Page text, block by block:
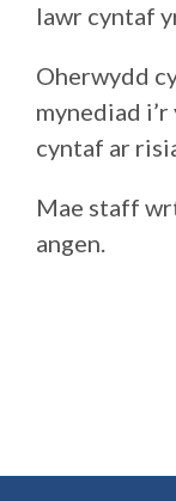
lawr cyntaf
Oherwydd
mynediad
cyntaf ar
Mae staff
angen.